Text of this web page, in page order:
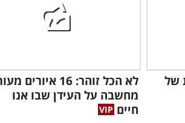
2:21
ליצירתיות!
עושה צחוק מהפיזיקה - טייס
עם כישרון מטורף!
של
לא הכל זוהר: 16 איורים
מחשבה על העידן שבו אנו
חיים